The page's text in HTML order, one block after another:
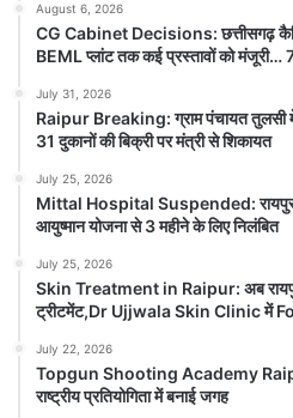
August 6, 2026
Anjaneya University रायपुर।
फैशन डिज़ाइन विभाग की छात्राओं
Read
August 6, 2026
CG Cabinet Decisions: छत्तीसगढ़
BEML प्लांट तक कई प्रस्तावों को मंजूरी…
July 31, 2026
Raipur Breaking: ग्राम पंचायत तुलसी
31 दुकानों की बिक्री पर मंत्री से शिकायत
July 25, 2026
Mittal Hospital Suspended: रायपुर के
आयुष्मान योजना से 3 महीने के लिए निलंबित
July 25, 2026
Skin Treatment in Raipur: अब
ट्रीटमेंट,Dr Ujjwala Skin Clinic में
July 22, 2026
Topgun Shooting Academy
राष्ट्रीय प्रतियोगिता में बनाई जगह